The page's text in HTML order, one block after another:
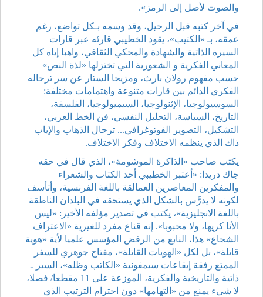
والصوت لأصل إلى الرمز».
في آخر كتبه قبل الرحيل، وقد وسمه بـكل تواضع، رغم
عمقه، بـ «الكتيب»، يقود الخطيبي قارئه عبر قارات
السيرة الذاتية والشهادة والمحكي الثقافي، واهبا إياه كل
المعاني الفكرية و الشعورية التي تختزلها «لذة النص»
حسب مفهوم رولان بارث، ومزيحا الستار عن سر ترحاله
الفكري الدائم بين قارات متنوعة واهتمامات مختلفة:
السوسيولوجيا، الإثنولوجيا، السيميولوجيا، الفلسفة،
التاريخ، السياسة، التحليل النفسي، فن الخط العربي،
التشكيل، التصوير الفوتوغرافي... ترحال الذهاب والإياب
ذاك الذي ينظمه الاختلاف وفكر الاختلاف.
يكتب صاحب «الذاكرة الموشومة»، الذي قال في حقه
جاك دريدا: «أعتبر الخطيبي أحد الكتاب والشعراء
والمفكرين المعاصرين العمالقة باللغة الفرنسية، وأتأسف
لكونه لا يدرَّس بالشكل الذي يستحقه في البلدان الناطقة
باللغة الانجليزية»، يكتب في تصدير مؤلفه الأخير: «ليس
الأنا كريها، ولا محبوبا». إنه قناع مفرد للغيرية «الاعتراف
الشجاع» هذا، النابع من الرفض المؤسس علميا لأية «هوية
قاتلة»، بل لكل «الهويات القاتلة»، مفتاح جوهري للسفر
الممتع رفقة إيقاعات سيمفونية «الكاتب وظله»، السير ـ
ذاتية والتاريخية والفكرية، الموزعة على 11 مقطعا/ فصلا،
لا شيء يمنع من «التهامها» دون احترام الترتيب الذي